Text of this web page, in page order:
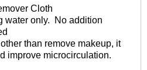
Cloth
water only. No addition
than remove makeup, it
improve microcirculation.